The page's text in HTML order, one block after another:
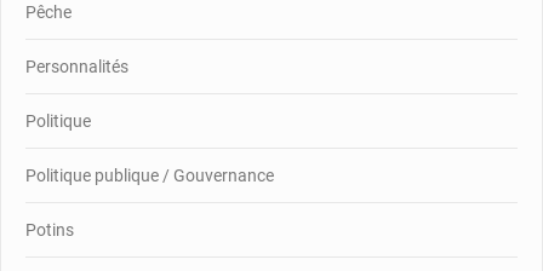
Pêche
Personnalités
Politique
Politique publique / Gouvernance
Potins